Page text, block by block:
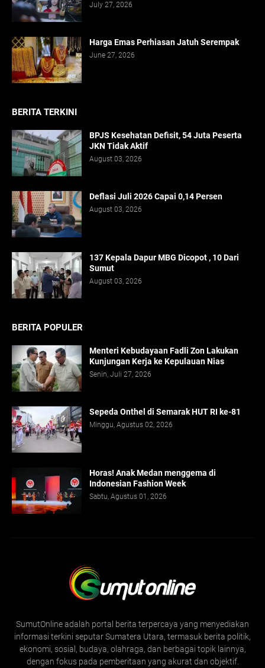
July 27, 2026
Harga Emas Perhiasan Jatuh Serempak
June 27, 2026
BERITA TERKINI
BPJS Kesehatan Defisit, 54 Juta Peserta
JKN Tidak Aktif
August 03, 2026
Deflasi Juli 2026 Capai 0,14 Persen
August 03, 2026
137 Kepala Dapur MBG Dicopot , 10 Dari
Sumut
August 03, 2026
BERITA POPULER
Menteri Kebudayaan Fadli Zon Lakukan
Kunjungan Kerja ke Kepulauan Nias
Senin, Juli 27, 2026
Sepeda Onthel di Semarak HUT RI ke-81
Minggu, Agustus 02, 2026
Horas! Anak Medan menggema di
Indonesian Fashion Week
Sabtu, Agustus 01, 2026
SumutOnline adalah portal berita terpercaya yang menyediakan
informasi terkini seputar Sumatera Utara, termasuk berita politik,
ekonomi, sosial, budaya, olahraga, dan berbagai topik lainnya,
dengan fokus pada pemberitaan yang akurat dan objektif.